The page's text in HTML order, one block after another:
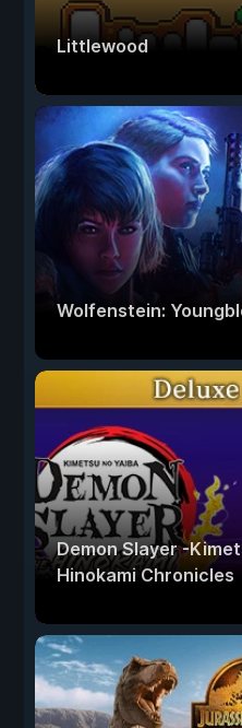
Littlewood
Wolfenstein:
Demon Slayer -
Hinokami Chronicles